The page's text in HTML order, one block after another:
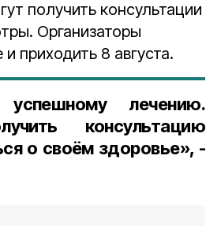
получить консультации
Организаторы
приходить 8 августа.
лечению.
консультацию
о своём здоровье», -